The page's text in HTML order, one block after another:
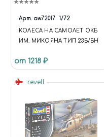
Арт. aw72017 1/72
КОЛЕСА НА САМОЛЕТ ОКБ
ИМ. МИКОЯНА ТИП 23Б/БН
от 1218 ₽
revell